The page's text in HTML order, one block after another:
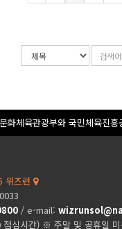
검
색
검
색
화체육관광부와 국민체육진
위즈런
/ e-mail:
심시간) ※ 주말 및 공휴일 미